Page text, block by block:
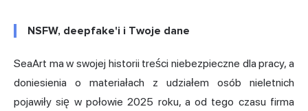
NSFW, deepfake'i i Twoje dane
SeaArt ma w swojej historii treści niebezpieczne dla pracy, a
doniesienia o materiałach z udziałem osób nieletnich
pojawiły się w połowie 2025 roku, a od tego czasu firma